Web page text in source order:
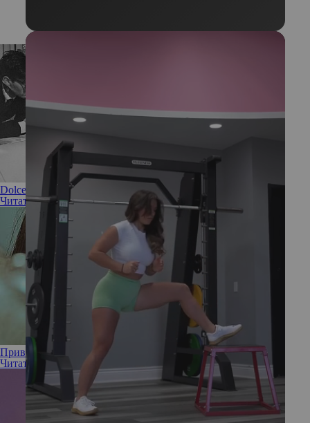
Dolce Vita: бьюти-тренды 60-х возвращаются в моду
Читать полностью
Привет из 70-х: длинные волосы и челка снова в моде
Читать полностью